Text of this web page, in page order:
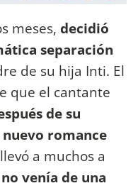
meses, decidió
separación
de su hija Inti. El
que el cantante
de su
romance
a muchos a
venía de una